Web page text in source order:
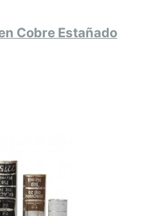
Cobre Estañado